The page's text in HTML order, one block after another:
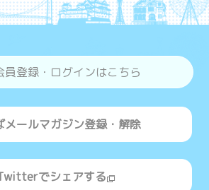
員登録・ログインはこちら
メールマガジン登録・解除
でシェアする